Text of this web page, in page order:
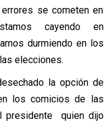
se cometen en
cayendo en
durmiendo en los
elecciones.
la opción de
los comicios de las
presidente quien dijo